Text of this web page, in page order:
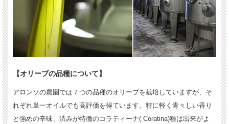
【オリーブの品種について】
アロンソの農園では７つの品種のオリーブを栽培していますが、そ
れぞれ単一オイルでも高評価を得ています。特に軽く青々しい香り
と強めの辛味、渋みが特徴のコラティーナ( Coratina)種は出来がよ